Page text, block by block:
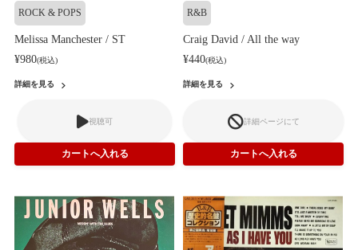
ROCK & POPS
Melissa Manchester / ST
¥980(税込)
詳細を見る
視聴可
R&B
Craig David / All the way
¥440(税込)
詳細を見る
詳細ページにて